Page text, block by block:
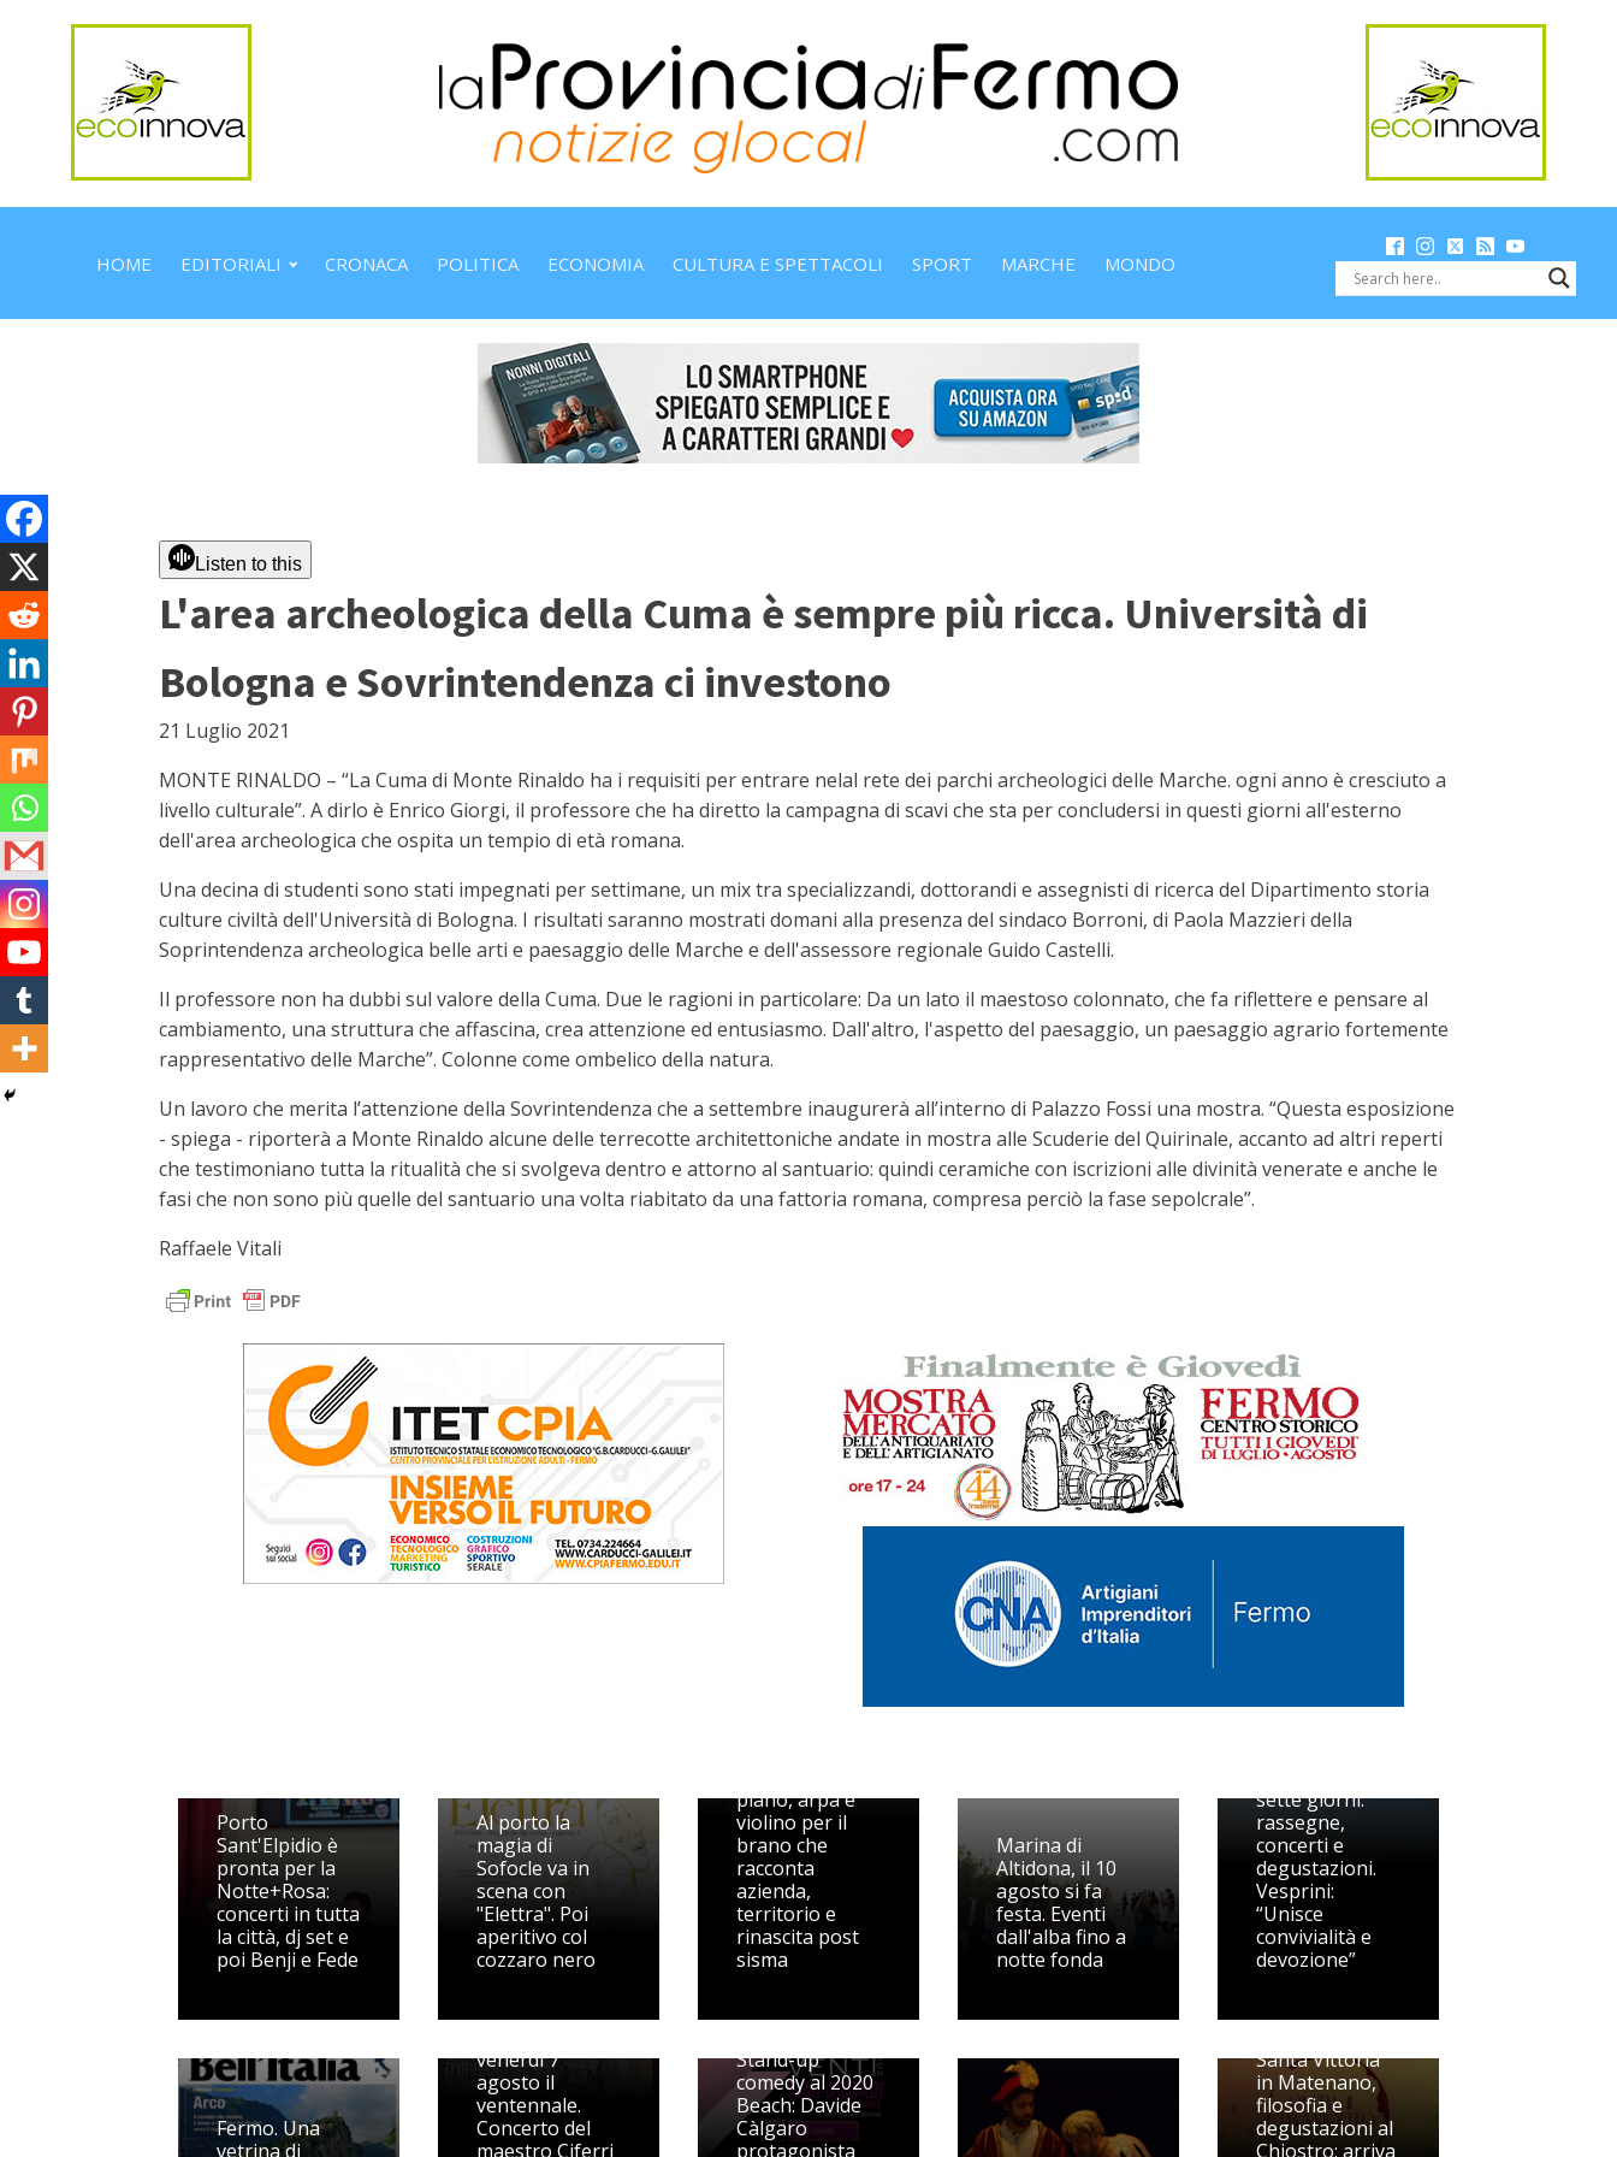
HOME EDITORIALI CRONACA POLITICA ECONOMIA CULTURA E SPETTACOLI SPORT MARCHE MONDO
Listen to this
L'area archeologica della Cuma è sempre più ricca. Università di
Bologna e Sovrintendenza ci investono
21 Luglio 2021
MONTE RINALDO – “La Cuma di Monte Rinaldo ha i requisiti per entrare nelal rete dei parchi archeologici delle Marche. ogni anno è cresciuto a
livello culturale”. A dirlo è Enrico Giorgi, il professore che ha diretto la campagna di scavi che sta per concludersi in questi giorni all'esterno
dell'area archeologica che ospita un tempio di età romana.
Una decina di studenti sono stati impegnati per settimane, un mix tra specializzandi, dottorandi e assegnisti di ricerca del Dipartimento storia
culture civiltà dell'Università di Bologna. I risultati saranno mostrati domani alla presenza del sindaco Borroni, di Paola Mazzieri della
Soprintendenza archeologica belle arti e paesaggio delle Marche e dell'assessore regionale Guido Castelli.
Il professore non ha dubbi sul valore della Cuma. Due le ragioni in particolare: Da un lato il maestoso colonnato, che fa riflettere e pensare al
cambiamento, una struttura che affascina, crea attenzione ed entusiasmo. Dall'altro, l'aspetto del paesaggio, un paesaggio agrario fortemente
rappresentativo delle Marche”. Colonne come ombelico della natura.
Un lavoro che merita l’attenzione della Sovrintendenza che a settembre inaugurerà all’interno di Palazzo Fossi una mostra. “Questa esposizione
- spiega - riporterà a Monte Rinaldo alcune delle terrecotte architettoniche andate in mostra alle Scuderie del Quirinale, accanto ad altri reperti
che testimoniano tutta la ritualità che si svolgeva dentro e attorno al santuario: quindi ceramiche con iscrizioni alle divinità venerate e anche le
fasi che non sono più quelle del santuario una volta riabitato da una fattoria romana, compresa perciò la fase sepolcrale”.
Raffaele Vitali
Porto
Sant'Elpidio è
pronta per la
Notte+Rosa:
concerti in tutta
la città, dj set e
poi Benji e Fede
Al porto la
magia di
Sofocle va in
scena con
"Elettra". Poi
aperitivo col
cozzaro nero
piano, arpa e
violino per il
brano che
racconta
azienda,
territorio e
rinascita post
sisma
Marina di
Altidona, il 10
agosto si fa
festa. Eventi
dall'alba fino a
notte fonda
sette giorni:
rassegne,
concerti e
degustazioni.
Vesprini:
“Unisce
convivialità e
devozione”
Fermo. Una
vetrina di
organistico
venerdì 7
agosto il
ventennale.
Concerto del
maestro Ciferri
Stand-up
comedy al 2020
Beach: Davide
Càlgaro
protagonista
Santa Vittoria
in Matenano,
filosofia e
degustazioni al
Chiostro: arriva